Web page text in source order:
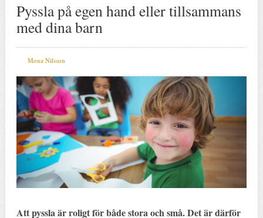
Pyssla på egen hand eller tillsammans
med dina barn
Mona Nilsson
Att pyssla är roligt för både stora och små. Det är därför